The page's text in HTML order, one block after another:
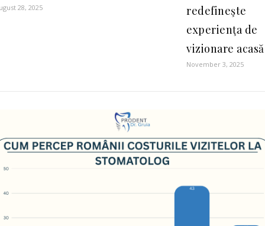
28, 2025
redefineşte
experienţa de
vizionare acasă
November 3, 2025